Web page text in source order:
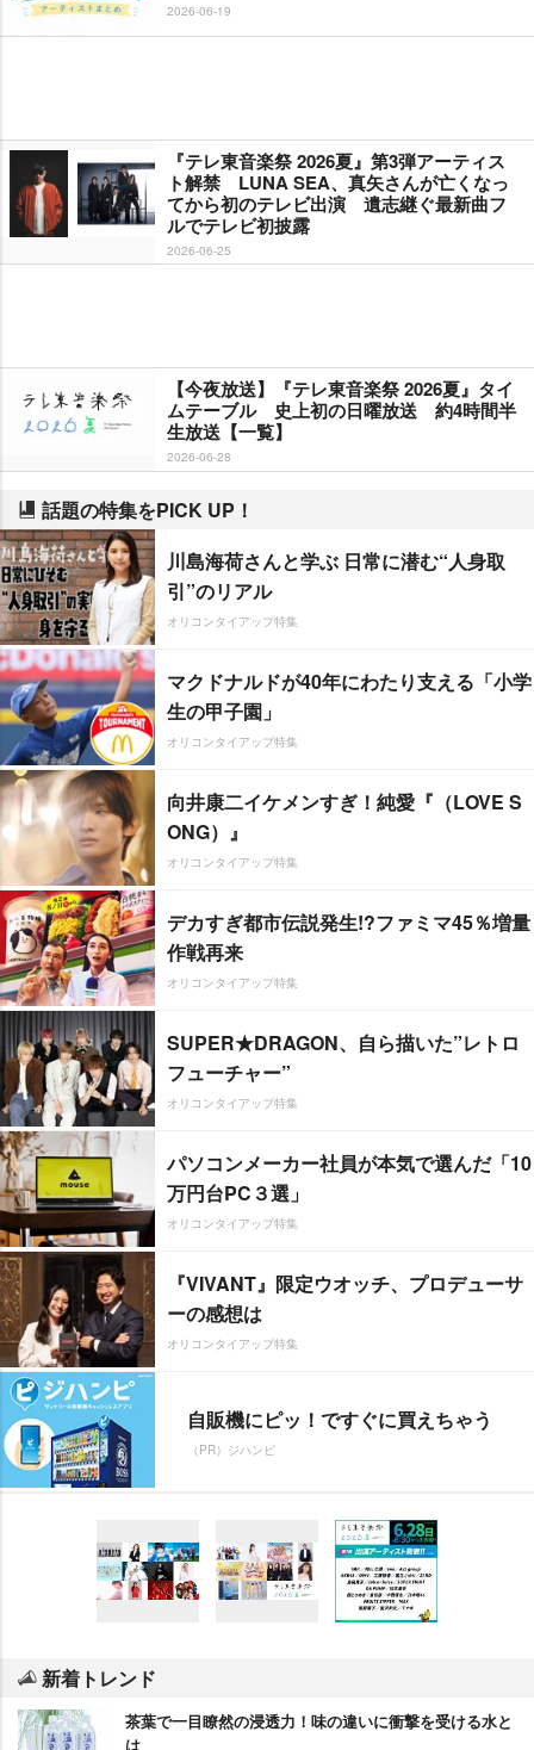
2026-06-19
『テレ東音楽祭 2026夏』第3弾アーティス
ト解禁 LUNA SEA、真矢さんが亡くなっ
てから初のテレビ出演 遺志継ぐ最新曲フ
ルでテレビ初披露
2026-06-25
【今夜放送】『テレ東音楽祭 2026夏』タイ
ムテーブル 史上初の日曜放送 約4時間半
生放送【一覧】
2026-06-28
話題の特集をPICK UP！
川島海荷さんと学ぶ 日常に潜む“人身取
引”のリアル
オリコンタイアップ特集
マクドナルドが40年にわたり支える「小学
生の甲子園」
オリコンタイアップ特集
向井康二イケメンすぎ！純愛『（LOVE S
ONG）』
オリコンタイアップ特集
デカすぎ都市伝説発生!?ファミマ45％増量
作戦再来
オリコンタイアップ特集
SUPER★DRAGON、自ら描いた”レトロ
フューチャー”
オリコンタイアップ特集
パソコンメーカー社員が本気で選んだ「10
万円台PC３選」
オリコンタイアップ特集
『VIVANT』限定ウオッチ、プロデューサ
ーの感想は
オリコンタイアップ特集
自販機にピッ！ですぐに買えちゃう
（PR）ジハンピ
新着トレンド
茶葉で一目瞭然の浸透力！味の違いに衝撃を受ける水と
は